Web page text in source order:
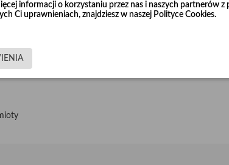
wysokiej jakości blachy ocynkowanej. Rury
łączenie rur ze sobą podczas instalacji.
informacji o korzystaniu przez nas i naszych partnerów
Ci uprawnieniach, znajdziesz w naszej Polityce Cookies.